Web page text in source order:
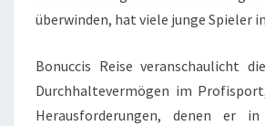
überwinden, hat viele junge Spieler
Bonuccis Reise veranschaulicht
Durchhaltevermögen im
Herausforderungen, denen er